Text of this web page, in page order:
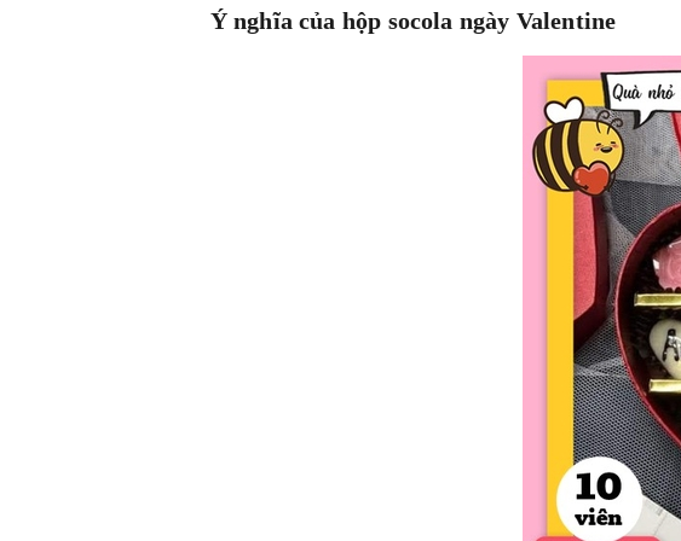
Ý nghĩa của hộp socola ngày Valentine